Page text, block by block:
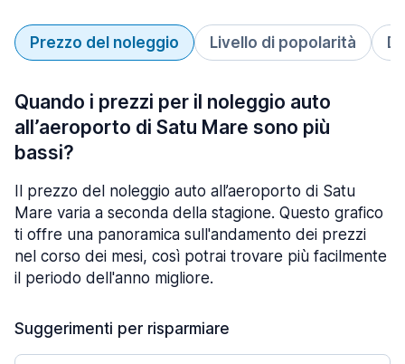
Prezzo del noleggio Livello di popolarità
Quando i prezzi per il noleggio auto
all’aeroporto di Satu Mare sono più
bassi?
Il prezzo del noleggio auto all’aeroporto di Satu
Mare varia a seconda della stagione. Questo grafico
ti offre una panoramica sull'andamento dei prezzi
nel corso dei mesi, così potrai trovare più facilmente
il periodo dell'anno migliore.
Suggerimenti per risparmiare